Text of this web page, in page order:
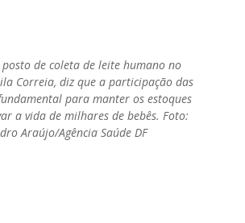
posto de coleta de leite humano no
Correia, diz que a participação das
para manter os estoques
a vida de milhares de bebês. Foto:
Araújo/Agência Saúde DF